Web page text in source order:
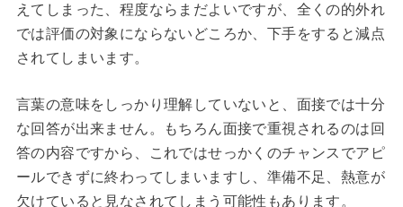
えてしまった、程度ならまだよいですが、全くの的外れ
では評価の対象にならないどころか、下手をすると減点
されてしまいます。
言葉の意味をしっかり理解していないと、面接では十分
な回答が出来ません。もちろん面接で重視されるのは回
答の内容ですから、これではせっかくのチャンスでアピ
ールできずに終わってしまいますし、準備不足、熱意が
欠けていると見なされてしまう可能性もあります。